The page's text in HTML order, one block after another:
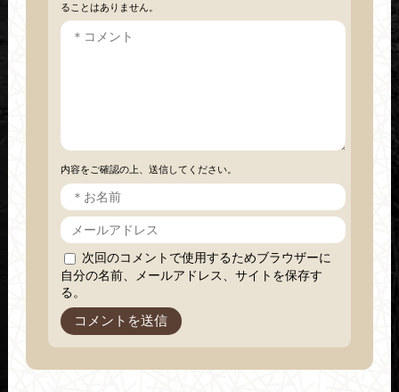
ることはありません。
内容をご確認の上、送信してください。
次回のコメントで使用するためブラウザーに
自分の名前、メールアドレス、サイトを保存す
る。